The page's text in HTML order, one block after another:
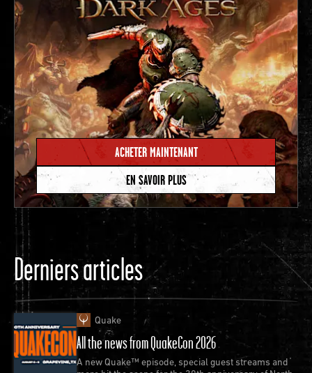
ACHETER MAINTENANT
EN SAVOIR PLUS
Derniers articles
Quake
All the news from QuakeCon 2026
A new Quake™ episode, special guest streams and